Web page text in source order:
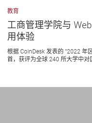
教育
工商管理学院与
用体验
根据 CoinDesk 发表的 “2022 年
首，获评为全球 240 所大学中